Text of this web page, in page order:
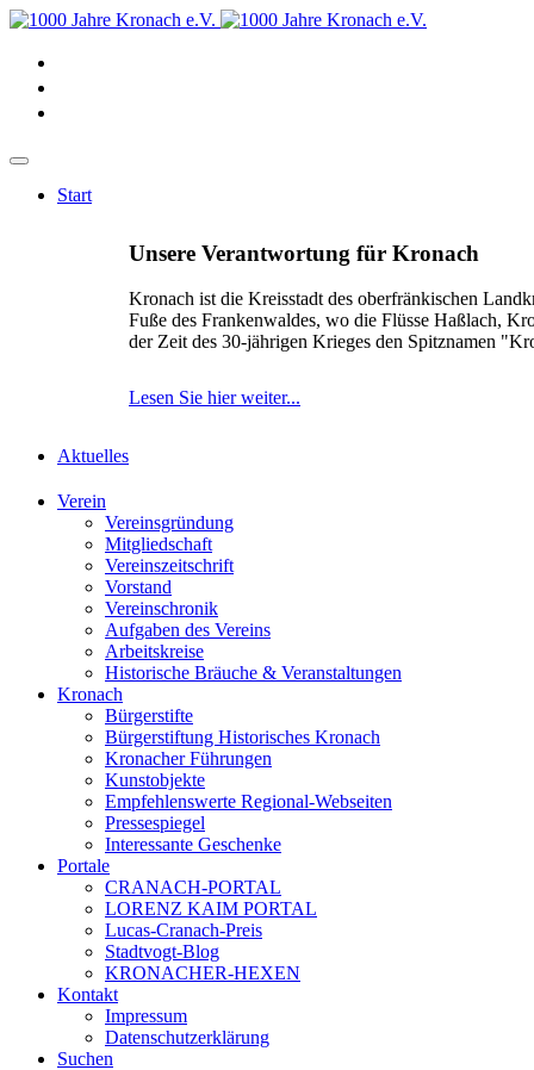
Start
Unsere Verantwortung für Kronach
Kronach ist die Kreisstadt des oberfränkischen
Fuße des Frankenwaldes, wo die Flüsse Haßlach,
der Zeit des 30-jährigen Krieges den Spitznamen
Lesen Sie hier weiter...
Aktuelles
Verein
Vereinsgründung
Mitgliedschaft
Vereinszeitschrift
Vorstand
Vereinschronik
Aufgaben des Vereins
Arbeitskreise
Historische Bräuche & Veranstaltungen
Kronach
Bürgerstifte
Bürgerstiftung Historisches Kronach
Kronacher Führungen
Kunstobjekte
Empfehlenswerte Regional-Webseiten
Pressespiegel
Interessante Geschenke
Portale
CRANACH-PORTAL
LORENZ KAIM PORTAL
Lucas-Cranach-Preis
Stadtvogt-Blog
KRONACHER-HEXEN
Kontakt
Impressum
Datenschutzerklärung
Suchen